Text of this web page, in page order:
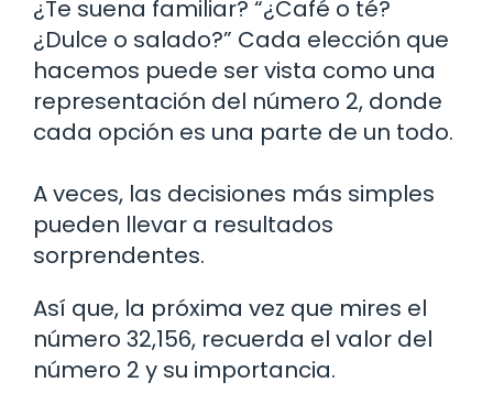
¿Te suena familiar? “¿Café o té?
¿Dulce o salado?” Cada elección que
hacemos puede ser vista como una
representación del número 2, donde
cada opción es una parte de un todo.
A veces, las decisiones más simples
pueden llevar a resultados
sorprendentes.
Así que, la próxima vez que mires el
número 32,156, recuerda el valor del
número 2 y su importancia.